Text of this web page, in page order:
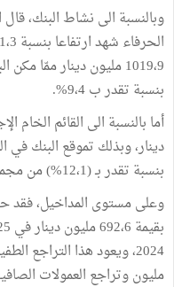
وبالنسبة الى نشاط البنك،
1019،9 مليون دينار
بنسبة تقدر ب 9،4%.
دينار، وبذلك تموقع البنك في
بنسبة تقدر بـ (12،1%) من مجموع القروض المسندة للحرفاء.
وعلى مستوى المداخيل، فقد